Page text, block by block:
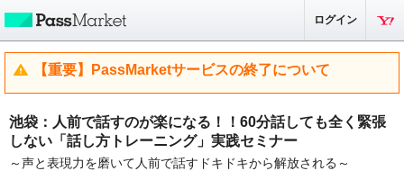
ログイン
【重要】PassMarketサービスの終了について
池袋：人前で話すのが楽になる！！60分話しても全く緊張
しない「話し方トレーニング」実践セミナー
～声と表現力を磨いて人前で話すドキドキから解放される～